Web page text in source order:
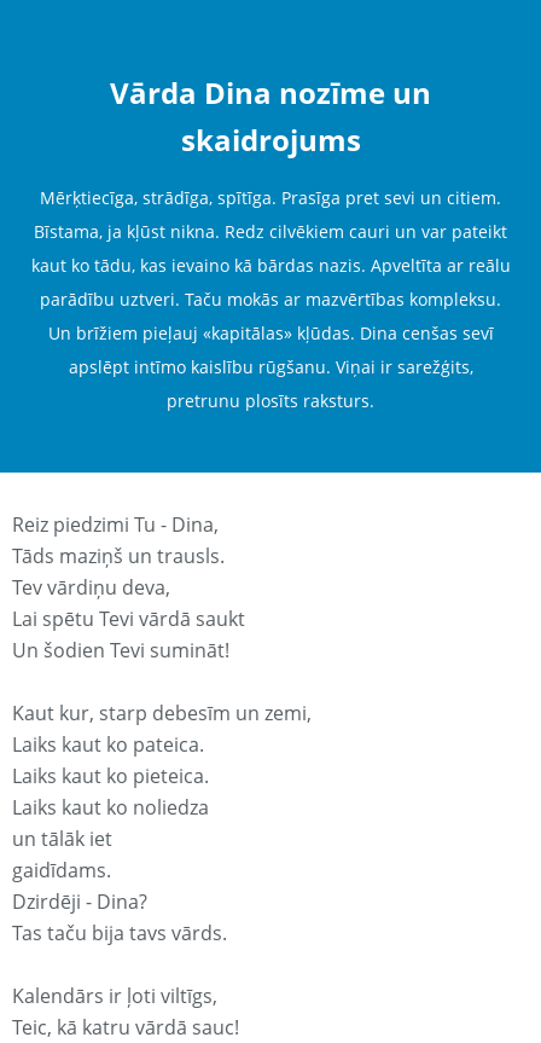
Vārda Dina nozīme un
skaidrojums
Mērķtiecīga, strādīga, spītīga. Prasīga pret sevi un citiem.
Bīstama, ja kļūst nikna. Redz cilvēkiem cauri un var pateikt
kaut ko tādu, kas ievaino kā bārdas nazis. Apveltīta ar reālu
parādību uztveri. Taču mokās ar mazvērtības kompleksu.
Un brīžiem pieļauj «kapitālas» kļūdas. Dina cenšas sevī
apslēpt intīmo kaislību rūgšanu. Viņai ir sarežģits,
pretrunu plosīts raksturs.
Reiz piedzimi Tu - Dina,
Tāds maziņš un trausls.
Tev vārdiņu deva,
Lai spētu Tevi vārdā saukt
Un šodien Tevi sumināt!
Kaut kur, starp debesīm un zemi,
Laiks kaut ko pateica.
Laiks kaut ko pieteica.
Laiks kaut ko noliedza
un tālāk iet
gaidīdams.
Dzirdēji - Dina?
Tas taču bija tavs vārds.
Kalendārs ir ļoti viltīgs,
Teic, kā katru vārdā sauc!